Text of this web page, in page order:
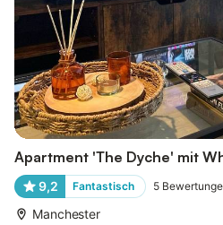
Apartment 'The Dyche' mit
9,2 Fantastisch 5
Manchester